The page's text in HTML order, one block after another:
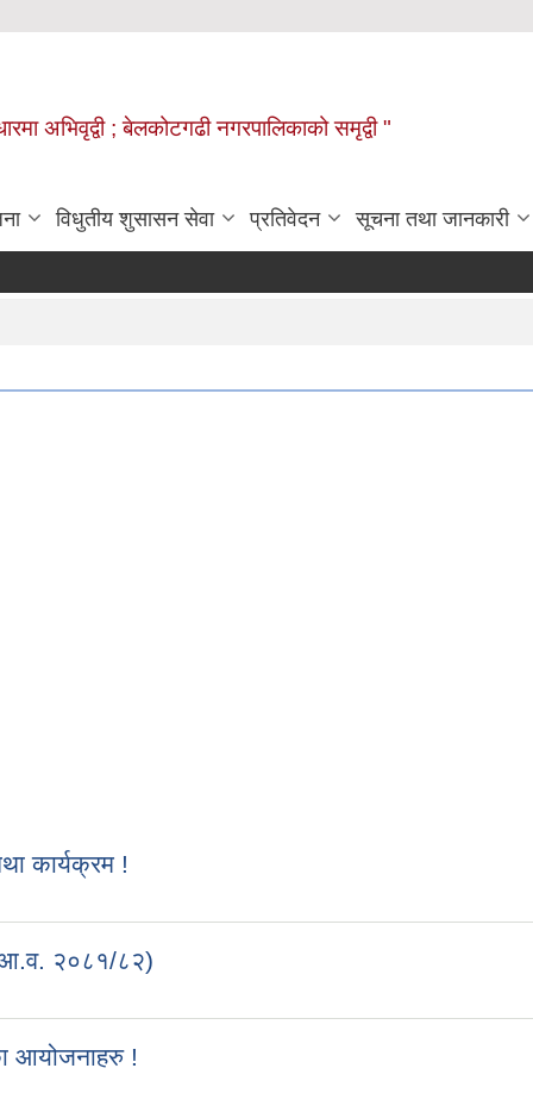
अभिवृद्वी ; बेलकोटगढी नगरपालिकाको समृद्वी "
विधुतीय शुसासन सेवा प्रतिवेदन सूचना तथा जानकारी
कार्यक्रम !
(आ.व. २०८१/८२)
आयोजनाहरु !